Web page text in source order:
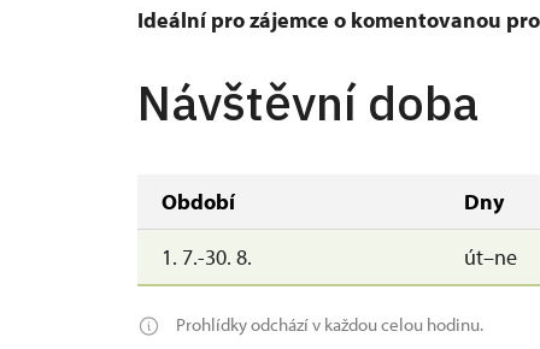
Ideální pro zájemce o komentovanou
Návštěvní doba
Období Dny
1. 7.-30. 8.
út–ne
Prohlídky odchází v každou celou hodinu.